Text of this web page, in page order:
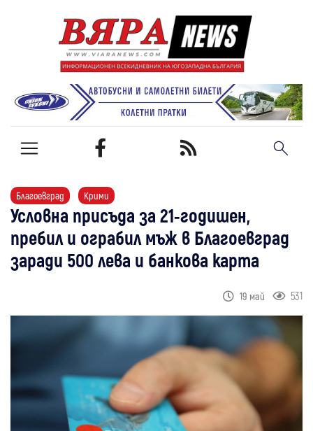
Благоевград Крими
Условна присъда за 21-годишен,
пребил и ограбил мъж в Благоевград
заради 500 лева и банкова карта
19 май 531